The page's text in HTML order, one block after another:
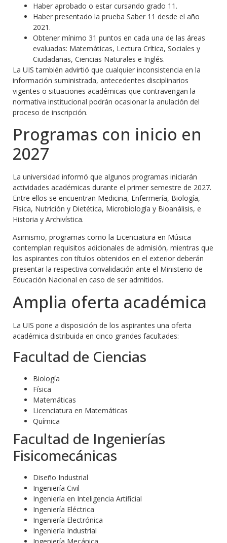
Haber aprobado o estar cursando grado 11.
Haber presentado la prueba Saber 11 desde el año
2021.
Obtener mínimo 31 puntos en cada una de las áreas
evaluadas: Matemáticas, Lectura Crítica, Sociales y
Ciudadanas, Ciencias Naturales e Inglés.
La UIS también advirtió que cualquier inconsistencia en la
información suministrada, antecedentes disciplinarios
vigentes o situaciones académicas que contravengan la
normativa institucional podrán ocasionar la anulación del
proceso de inscripción.
Programas con inicio en
2027
La universidad informó que algunos programas iniciarán
actividades académicas durante el primer semestre de 2027.
Entre ellos se encuentran Medicina, Enfermería, Biología,
Física, Nutrición y Dietética, Microbiología y Bioanálisis, e
Historia y Archivística.
Asimismo, programas como la Licenciatura en Música
contemplan requisitos adicionales de admisión, mientras que
los aspirantes con títulos obtenidos en el exterior deberán
presentar la respectiva convalidación ante el Ministerio de
Educación Nacional en caso de ser admitidos.
Amplia oferta académica
La UIS pone a disposición de los aspirantes una oferta
académica distribuida en cinco grandes facultades:
Facultad de Ciencias
Biología
Física
Matemáticas
Licenciatura en Matemáticas
Química
Facultad de Ingenierías
Fisicomecánicas
Diseño Industrial
Ingeniería Civil
Ingeniería en Inteligencia Artificial
Ingeniería Eléctrica
Ingeniería Electrónica
Ingeniería Industrial